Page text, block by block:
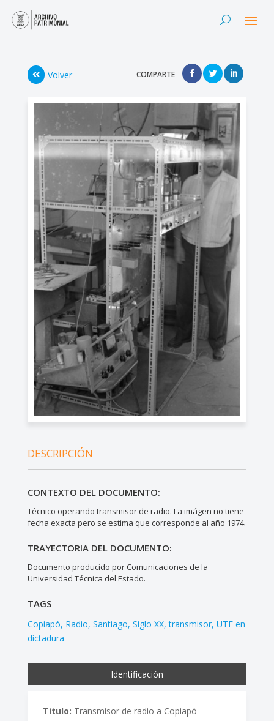
Volver COMPARTE
DESCRIPCIÓN
CONTEXTO DEL DOCUMENTO:
Técnico operando transmisor de radio. La imágen no tiene
fecha exacta pero se estima que corresponde al año 1974.
TRAYECTORIA DEL DOCUMENTO:
Documento producido por Comunicaciones de la
Universidad Técnica del Estado.
TAGS
Copiapó Radio Santiago Siglo XX transmisor UTE en
dictadura
Identificación
Titulo: Transmisor de radio a Copiapó